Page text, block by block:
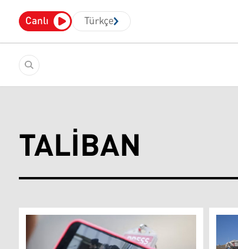
Canlı Türkçe
TALIBAN